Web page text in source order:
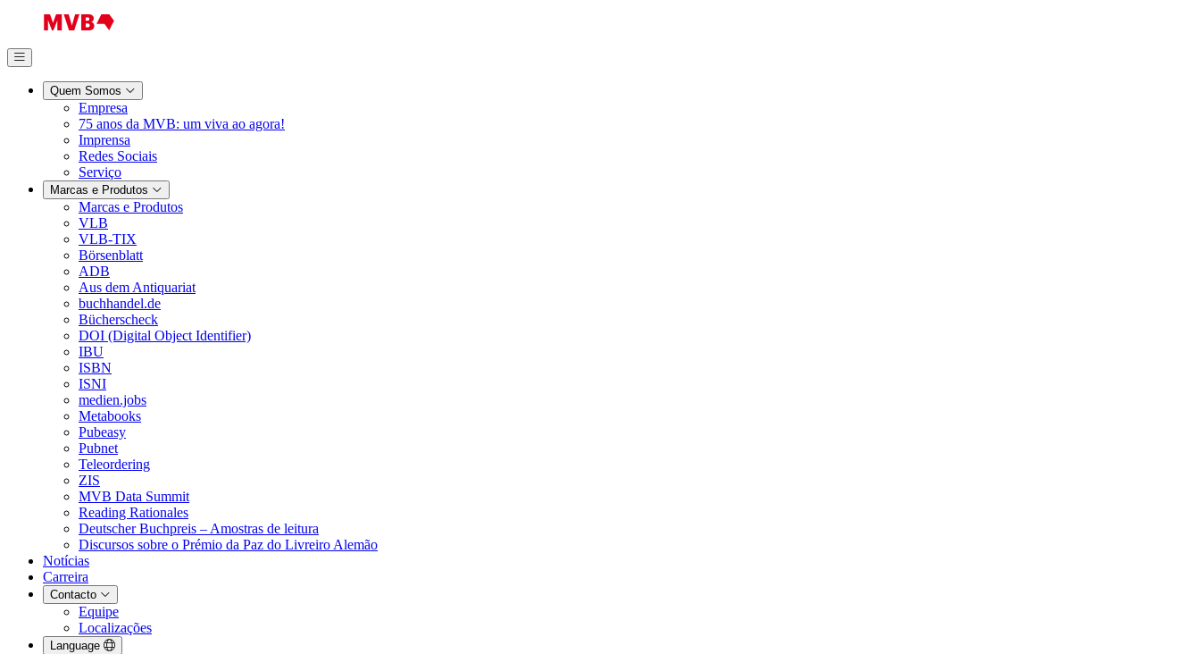
Quem Somos
Empresa
75 anos da MVB: um viva ao agora!
Imprensa
Redes Sociais
Serviço
Marcas e Produtos
Marcas e Produtos
VLB
VLB-TIX
Börsenblatt
ADB
Aus dem Antiquariat
buchhandel.de
Bücherscheck
DOI (Digital Object Identifier)
IBU
ISBN
ISNI
medien.jobs
Metabooks
Pubeasy
Pubnet
Teleordering
ZIS
MVB Data Summit
Reading Rationales
Deutscher Buchpreis – Amostras de leitura
Discursos sobre o Prémio da Paz do Livreiro Alemão
Notícias
Carreira
Contacto
Equipe
Localizações
Language